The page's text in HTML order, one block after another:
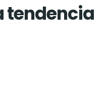
tendencia